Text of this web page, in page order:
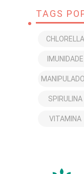
TAGS
CHLORELLA
IMUNIDADE
SPIRULINA
VITAMINA